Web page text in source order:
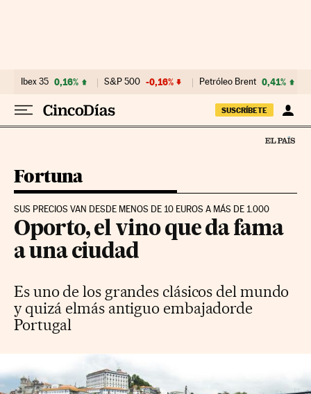
Ibex 35 0,16% S&P 500 -0,16% Petróleo Brent 0,41%
SUSCRÍBETE
Fortuna
SUS PRECIOS VAN DESDE MENOS DE 10 EUROS A MÁS DE 1.000
Oporto, el vino que da fama
a una ciudad
Es uno de los grandes clásicos del mundo
y quizá elmás antiguo embajadorde
Portugal